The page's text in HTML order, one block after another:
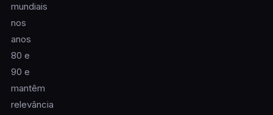
mundiais
nos
anos
80 e
90 e
mantêm
relevância